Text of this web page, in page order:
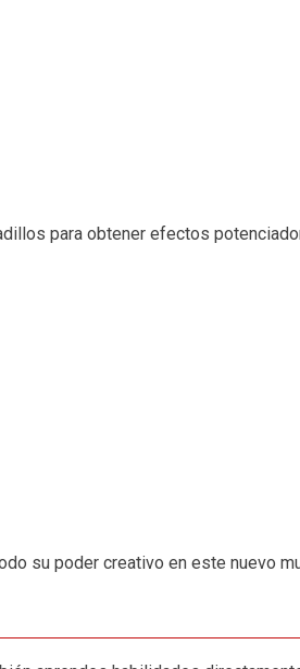
para obtener efectos
su poder creativo en este nuevo